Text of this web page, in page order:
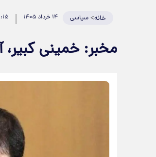
خانه>سیاسی ۱۴ خرداد ۱۴۰۵
مخبر: خمینی کبیر،